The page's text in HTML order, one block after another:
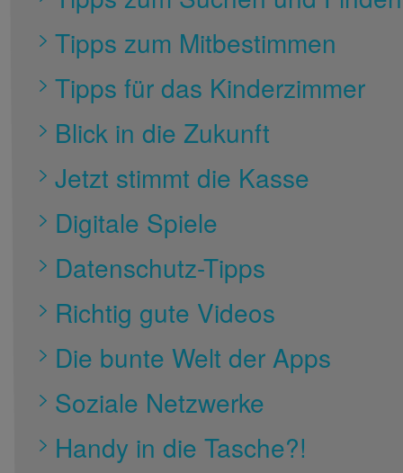
Tipps zum Mitbestimmen
Tipps für das Kinderzimmer
Blick in die Zukunft
Jetzt stimmt die Kasse
Digitale Spiele
Datenschutz-Tipps
Richtig gute Videos
Die bunte Welt der Apps
Soziale Netzwerke
Handy in die Tasche?!